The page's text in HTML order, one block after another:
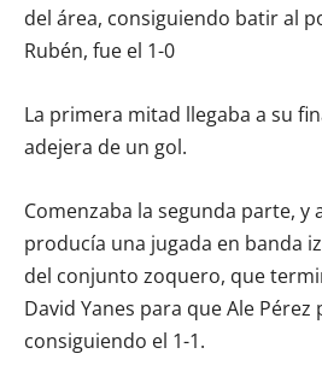
del área, consiguiendo batir al
Rubén, fue el 1-0
La primera mitad llegaba a su
adejera de un gol.
Comenzaba la segunda parte, y
producía una jugada en banda
del conjunto zoquero, que
David Yanes para que Ale Pérez
consiguiendo el 1-1.